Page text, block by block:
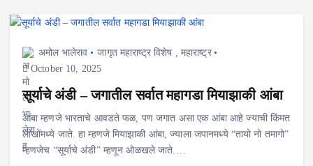
अमोल भालेराव जागृत महाराष्ट्र विशेष
महाराष्ट्र
October 10, 2025
सूर्याचे अंडी – जगातील सर्वात महागडा मियाझाकी आंबा
आंबा म्हणजे भारताचे आवडते फळ, पण जगात असा एक आंबा आहे ज्याची किंमत
लाखोंमध्ये जाते. हा म्हणजे मियाझाकी आंबा, ज्याला जपानमध्ये “तायो नो तमागो”
म्हणजेच “सूर्याचे अंडी” म्हणून ओळखले जाते.…